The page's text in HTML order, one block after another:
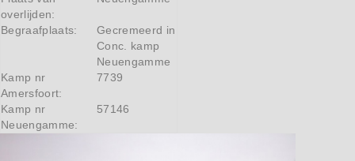
overlijden:
Begraafplaats:
Gecremeerd in
Conc. kamp
Neuengamme
Kamp nr
Amersfoort:
7739
Kamp nr
Neuengamme:
57146